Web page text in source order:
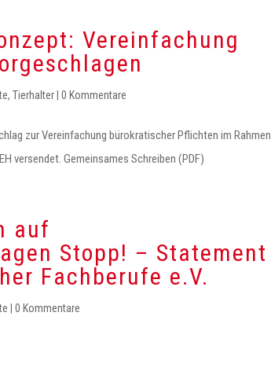
Vereinfachung
, Tierhalter 0 Kommentare
zur Vereinfachung bürokratischer Pflichten im Rahmen
versendet. Gemeinsames Schreiben (PDF)
auf
Stopp! – Statement
Fachberufe e.V.
0 Kommentare